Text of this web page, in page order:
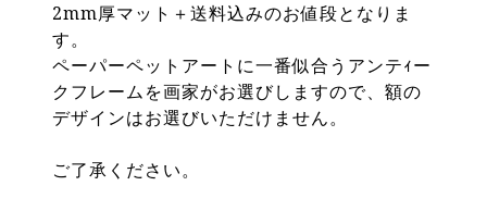
2mm厚マット＋送料込みのお値段となりま
す。
ペーパーペットアートに一番似合うアンテｨー
クフレームを画家がお選びしますので、額の
デザインはお選びいただけません。
ご了承ください。